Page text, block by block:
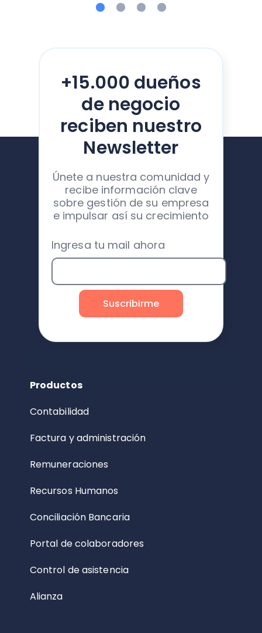
+15.000 dueños
de negocio
reciben nuestro
Newsletter
Únete a nuestra comunidad y
recibe información clave
sobre gestión de su empresa
e impulsar así su crecimiento
Ingresa tu mail ahora
Productos
Contabilidad
Factura y administración
Remuneraciones
Recursos Humanos
Conciliación Bancaria
Portal de colaboradores
Control de asistencia
Alianza